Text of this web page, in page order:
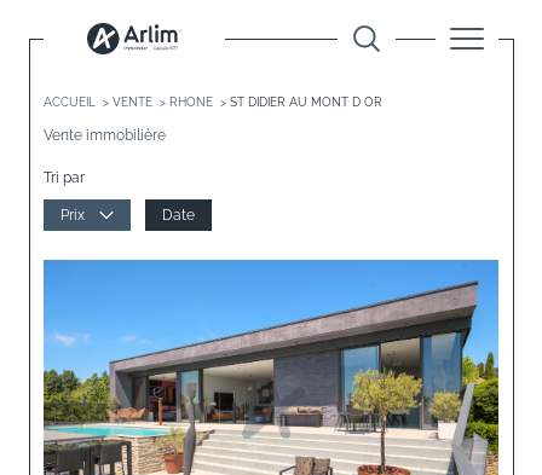
ACCUEIL VENTE RHONE ST DIDIER AU MONT D OR
Vente immobilière
Tri par
Prix Date